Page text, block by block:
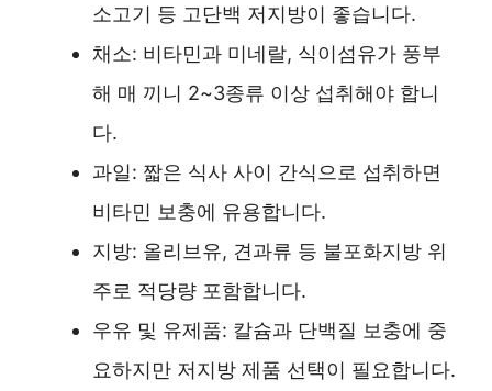
소고기 등 고단백 저지방이 좋습니다.
채소: 비타민과 미네랄, 식이섬유가 풍부
해 매 끼니 2~3종류 이상 섭취해야 합니
다.
과일: 짧은 식사 사이 간식으로 섭취하면
비타민 보충에 유용합니다.
지방: 올리브유, 견과류 등 불포화지방 위
주로 적당량 포함합니다.
우유 및 유제품: 칼슘과 단백질 보충에 중
요하지만 저지방 제품 선택이 필요합니다.